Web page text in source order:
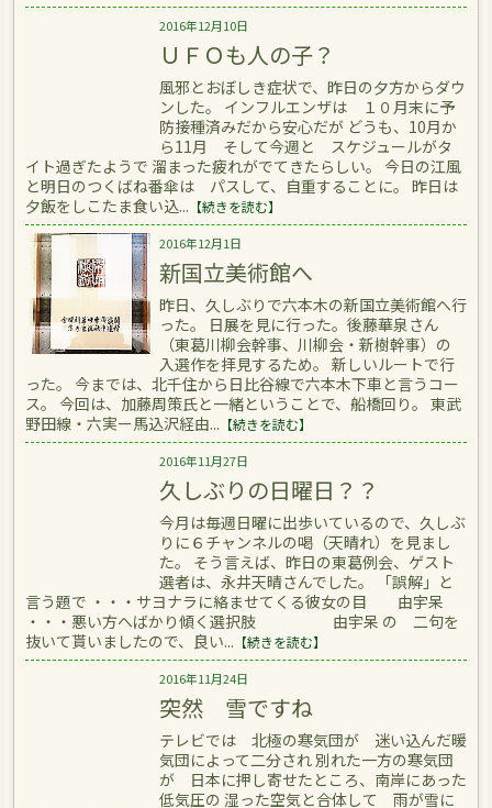
2016年12月10日
ＵＦＯも人の子？
風邪とおぼしき症状で、昨日の夕方からダウ
ンした。 インフルエンザは １０月末に予
防接種済みだから安心だが どうも、10月か
ら11月 そして今週と スケジュールがタ
イト過ぎたようで 溜まった疲れがでてきたらしい。 今日の江風
と明日のつくばね番傘は パスして、自重することに。 昨日は
夕飯をしこたま食い込... 【続きを読む】
2016年12月1日
新国立美術館へ
昨日、久しぶりで六本木の新国立美術館へ行
った。 日展を見に行った。後藤華泉さん
（東葛川柳会幹事、川柳会・新樹幹事）の
入選作を拝見するため。 新しいルートで行
った。 今までは、北千住から日比谷線で六本木下車と言うコー
ス。 今回は、加藤周策氏と一緒ということで、船橋回り。 東武
野田線・六実ー馬込沢経由... 【続きを読む】
2016年11月27日
久しぶりの日曜日？？
今月は毎週日曜に出歩いているので、久しぶ
りに６チャンネルの喝（天晴れ）を見まし
た。 そう言えば、昨日の東葛例会、ゲスト
選者は、永井天晴さんでした。 「誤解」と
言う題で ・・・サヨナラに絡ませてくる彼女の目 由宇呆
・・・悪い方へばかり傾く選択肢 由宇呆 の 二句を
抜いて貰いましたので、良い... 【続きを読む】
2016年11月24日
突然 雪ですね
テレビでは 北極の寒気団が 迷い込んだ暖
気団によって二分され 別れた一方の寒気団
が 日本に押し寄せたところ、南岸にあった
低気圧の 湿った空気と合体して 雨が雪に